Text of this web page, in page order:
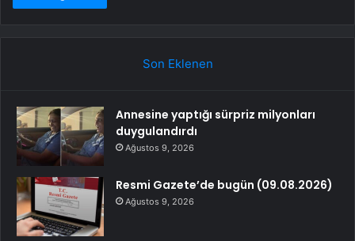
Son Eklenen
Annesine yaptığı sürpriz milyonları
duygulandırdı
Ağustos 9, 2026
Resmi Gazete’de bugün (09.08.2026)
Ağustos 9, 2026